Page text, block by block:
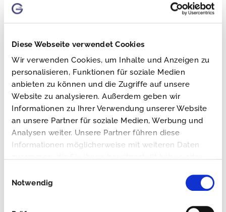
Diese Webseite verwendet Cookies
Wir verwenden Cookies, um Inhalte und Anzeigen zu
personalisieren, Funktionen für soziale Medien
anbieten zu können und die Zugriffe auf unsere
Website zu analysieren. Außerdem geben wir
Informationen zu Ihrer Verwendung unserer Website
an unsere Partner für soziale Medien, Werbung und
Analysen weiter. Unsere Partner führen diese
Informationen möglicherweise mit weiteren Daten
gesammelt haben.
Notwendig
Innerhalb weniger Tage wird aus Ihrem alten,
Pflegeaufwand auskommt. Dafür lädt sie zum
Anfassen ein! Denn als Alternative zum klassischen
Sandstrahlen und Pulverbeschichten setzen wir für
Sie auf eine einteilig verarbeitete und
witterungsbeständige PU-Beschichtung. Diese
jegliche Witterungen.